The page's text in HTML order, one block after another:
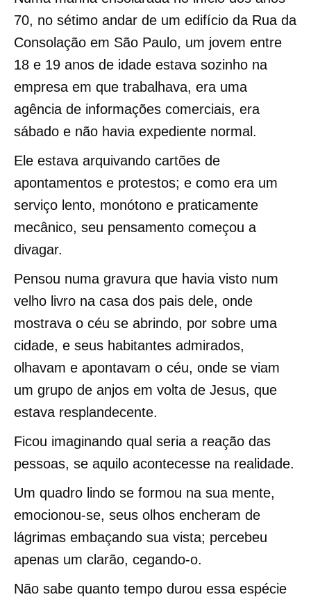
70, no sétimo andar de um edifício da Rua da
Consolação em São Paulo, um jovem entre
18 e 19 anos de idade estava sozinho na
empresa em que trabalhava, era uma
agência de informações comerciais, era
sábado e não havia expediente normal.
Ele estava arquivando cartões de
apontamentos e protestos; e como era um
serviço lento, monótono e praticamente
mecânico, seu pensamento começou a
divagar.
Pensou numa gravura que havia visto num
velho livro na casa dos pais dele, onde
mostrava o céu se abrindo, por sobre uma
cidade, e seus habitantes admirados,
olhavam e apontavam o céu, onde se viam
um grupo de anjos em volta de Jesus, que
estava resplandecente.
Ficou imaginando qual seria a reação das
pessoas, se aquilo acontecesse na realidade.
Um quadro lindo se formou na sua mente,
emocionou-se, seus olhos encheram de
lágrimas embaçando sua vista; percebeu
apenas um clarão, cegando-o.
Não sabe quanto tempo durou essa espécie